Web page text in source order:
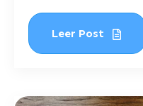
Leer Post